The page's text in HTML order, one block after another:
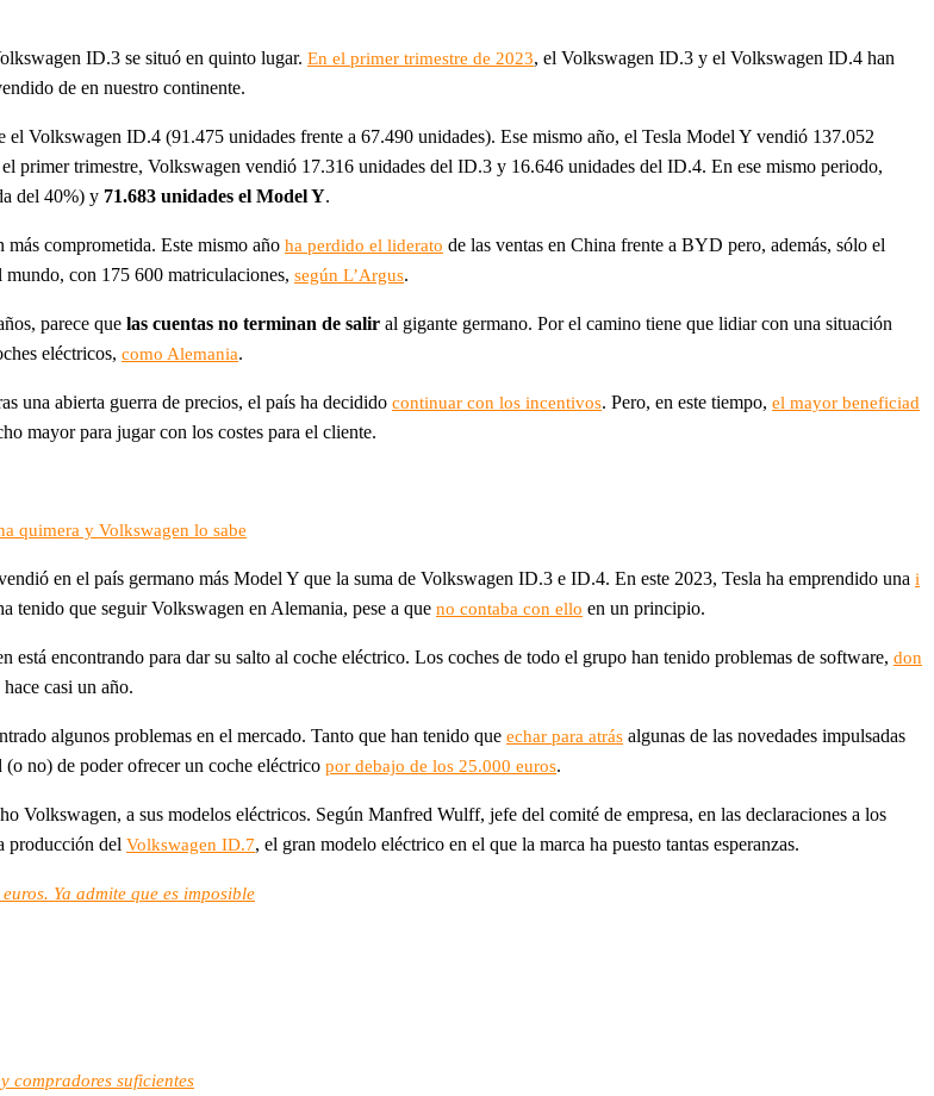
ID.3 se situó en quinto lugar. En el primer trimestre de 2023, el Volkswagen ID.3 y el Volkswagen ID.4 han
de en nuestro continente.
Volkswagen ID.4 (91.475 unidades frente a 67.490 unidades). Ese mismo año, el Tesla Model Y vendió 137.052
primer trimestre, Volkswagen vendió 17.316 unidades del ID.3 y 16.646 unidades del ID.4. En ese mismo periodo,
del 40%) y 71.683 unidades el Model Y.
comprometida. Este mismo año ha perdido el liderato de las ventas en China frente a BYD pero, además, sólo el
con 175 600 matriculaciones, según L’Argus.
parece que las cuentas no terminan de salir al gigante germano. Por el camino tiene que lidiar con una situación
eléctricos, como Alemania.
una abierta guerra de precios, el país ha decidido continuar con los incentivos. Pero, en este tiempo, el mayor beneficiad
mayor para jugar con los costes para el cliente.
quimera y Volkswagen lo sabe
en el país germano más Model Y que la suma de Volkswagen ID.3 e ID.4. En este 2023, Tesla ha emprendido una i
tenido que seguir Volkswagen en Alemania, pese a que no contaba con ello en un principio.
encontrando para dar su salto al coche eléctrico. Los coches de todo el grupo han tenido problemas de software, don
casi un año.
algunos problemas en el mercado. Tanto que han tenido que echar para atrás algunas de las novedades impulsadas
no) de poder ofrecer un coche eléctrico por debajo de los 25.000 euros.
Volkswagen, a sus modelos eléctricos. Según Manfred Wulff, jefe del comité de empresa, en las declaraciones a los
producción del Volkswagen ID.7, el gran modelo eléctrico en el que la marca ha puesto tantas esperanzas.
Ya admite que es imposible
compradores suficientes